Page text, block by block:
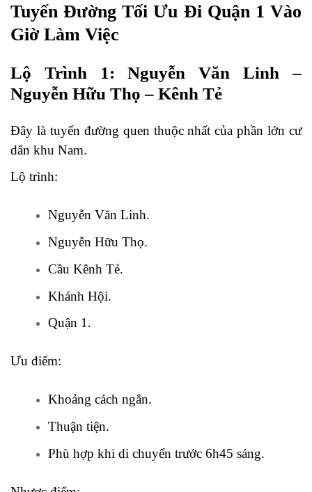
Tuyến Đường Tối Ưu Đi Quận 1 Vào
Giờ Làm Việc
Lộ Trình 1: Nguyễn Văn Linh –
Nguyễn Hữu Thọ – Kênh Tẻ
Đây là tuyến đường quen thuộc nhất của phần lớn cư
dân khu Nam.
Lộ trình:
Nguyễn Văn Linh.
Nguyễn Hữu Thọ.
Cầu Kênh Tẻ.
Khánh Hội.
Quận 1.
Ưu điểm:
Khoảng cách ngắn.
Thuận tiện.
Phù hợp khi di chuyển trước 6h45 sáng.